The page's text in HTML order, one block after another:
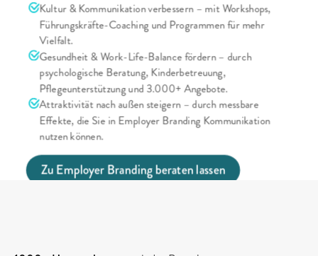
Kultur & Kommunikation verbessern – mit Workshops,
Führungskräfte-Coaching und Programmen für mehr
Vielfalt.
Gesundheit & Work-Life-Balance fördern – durch
psychologische Beratung, Kinderbetreuung,
Pflegeunterstützung und 3.000+ Angebote.
Attraktivität nach außen steigern – durch messbare
Effekte, die Sie in Employer Branding Kommunikation
nutzen können.
Zu Employer Branding beraten lassen